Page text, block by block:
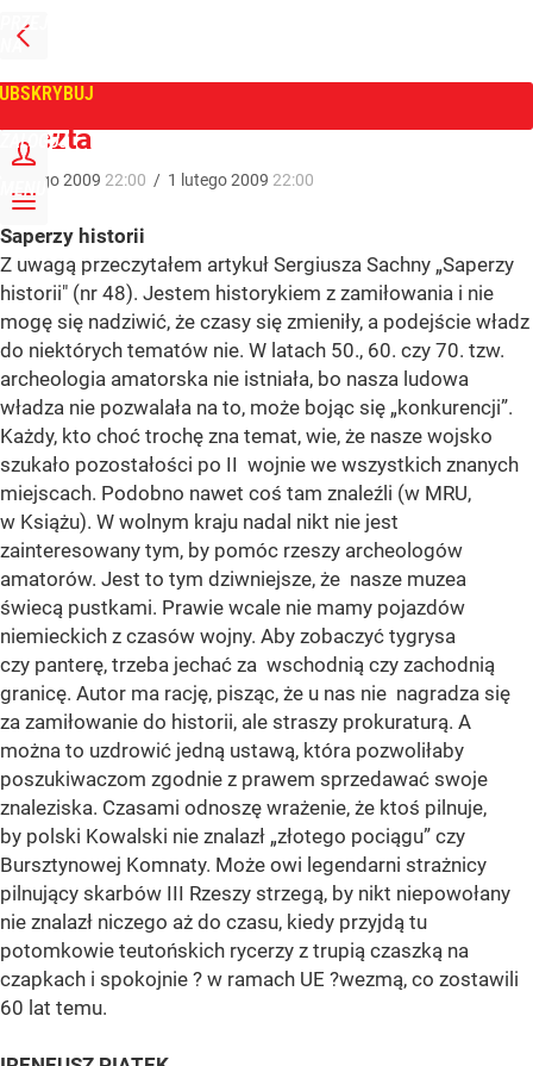
PRZEJDŹ
NA
GŁÓWNĄ
ZALOGUJ
MENU
Tygodnik Wprost
Poczta
lutego2009 22:00 / 1 lutego2009 22:00
Saperzy historii
Z uwagą przeczytałem artykuł Sergiusza Sachny „Saperzy
historii" (nr 48). Jestem historykiem z zamiłowania i nie
mogę się nadziwić, że czasy się zmieniły, a podejście władz
do niektórych tematów nie. W latach 50., 60. czy 70. tzw.
archeologia amatorska nie istniała, bo nasza ludowa
władza nie pozwalała na to, może bojąc się „konkurencji”.
Każdy, kto choć trochę zna temat, wie, że nasze wojsko
szukało pozostałości po II wojnie we wszystkich znanych
miejscach. Podobno nawet coś tam znaleźli (w MRU,
w Książu). W wolnym kraju nadal nikt nie jest
zainteresowany tym, by pomóc rzeszy archeologów
amatorów. Jest to tym dziwniejsze, że nasze muzea
świecą pustkami. Prawie wcale nie mamy pojazdów
niemieckich z czasów wojny. Aby zobaczyć tygrysa
czy panterę, trzeba jechać za wschodnią czy zachodnią
granicę. Autor ma rację, pisząc, że u nas nie nagradza się
za zamiłowanie do historii, ale straszy prokuraturą. A
można to uzdrowić jedną ustawą, która pozwoliłaby
poszukiwaczom zgodnie z prawem sprzedawać swoje
znaleziska. Czasami odnoszę wrażenie, że ktoś pilnuje,
by polski Kowalski nie znalazł „złotego pociągu” czy
Bursztynowej Komnaty. Może owi legendarni strażnicy
pilnujący skarbów III Rzeszy strzegą, by nikt niepowołany
nie znalazł niczego aż do czasu, kiedy przyjdą tu
potomkowie teutońskich rycerzy z trupią czaszką na
czapkach i spokojnie ? w ramach UE ?wezmą, co zostawili
60 lat temu.